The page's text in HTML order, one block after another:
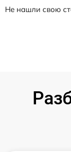
Не нашли свою